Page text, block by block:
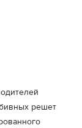
решет